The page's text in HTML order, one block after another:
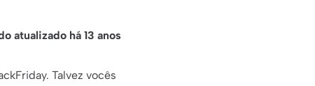
atualizado há 13 anos
Talvez vocês